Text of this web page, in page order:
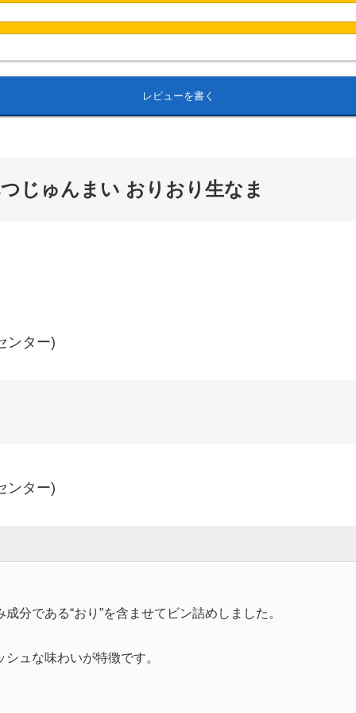
レビューを書く
じゅんまい おりおり生なま
ンター)
ンター)
分である“おり”を含ませてビン詰めしました。
ュな味わいが特徴です。